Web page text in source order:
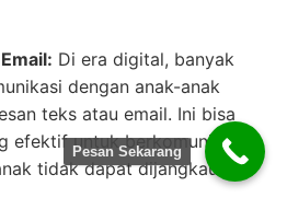
Di era digital, banyak
dengan anak-anak
teks atau email. Ini bisa
efektif untuk berkomunikasi,
tidak dapat dijangkau
Pesan Sekarang